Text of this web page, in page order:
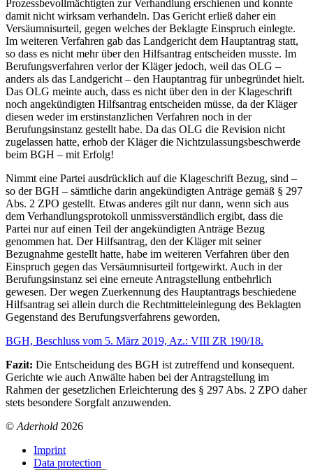
Prozessbevollmächtigten zur Verhandlung erschienen und konnte
damit nicht wirksam verhandeln. Das Gericht erließ daher ein
Versäumnisurteil, gegen welches der Beklagte Einspruch einlegte.
Im weiteren Verfahren gab das Landgericht dem Hauptantrag statt,
so dass es nicht mehr über den Hilfsantrag entscheiden musste. Im
Berufungsverfahren verlor der Kläger jedoch, weil das OLG –
anders als das Landgericht – den Hauptantrag für unbegründet hielt.
Das OLG meinte auch, dass es nicht über den in der Klageschrift
noch angekündigten Hilfsantrag entscheiden müsse, da der Kläger
diesen weder im erstinstanzlichen Verfahren noch in der
Berufungsinstanz gestellt habe. Da das OLG die Revision nicht
zugelassen hatte, erhob der Kläger die Nichtzulassungsbeschwerde
beim BGH – mit Erfolg!
Nimmt eine Partei ausdrücklich auf die Klageschrift Bezug, sind –
so der BGH – sämtliche darin angekündigten Anträge gemäß § 297
Abs. 2 ZPO gestellt. Etwas anderes gilt nur dann, wenn sich aus
dem Verhandlungsprotokoll unmissverständlich ergibt, dass die
Partei nur auf einen Teil der angekündigten Anträge Bezug
genommen hat. Der Hilfsantrag, den der Kläger mit seiner
Bezugnahme gestellt hatte, habe im weiteren Verfahren über den
Einspruch gegen das Versäumnisurteil fortgewirkt. Auch in der
Berufungsinstanz sei eine erneute Antragstellung entbehrlich
gewesen. Der wegen Zuerkennung des Hauptantrags beschiedene
Hilfsantrag sei allein durch die Rechtmitteleinlegung des Beklagten
Gegenstand des Berufungsverfahrens geworden,
BGH, Beschluss vom 5. März 2019, Az.: VIII ZR 190/18.
Fazit: Die Entscheidung des BGH ist zutreffend und konsequent.
Gerichte wie auch Anwälte haben bei der Antragstellung im
Rahmen der gesetzlichen Erleichterung des § 297 Abs. 2 ZPO daher
stets besondere Sorgfalt anzuwenden.
© Aderhold 2026
Imprint
Data protection